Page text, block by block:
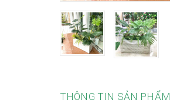
THÔNG TIN SẢN PHẨM